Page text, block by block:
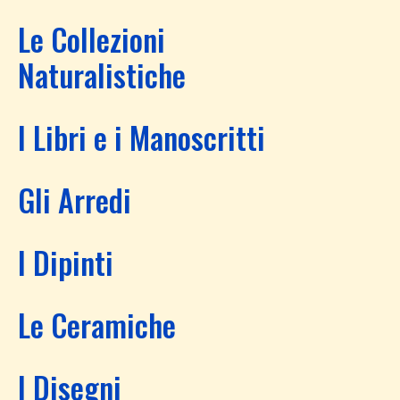
Le Collezioni
Naturalistiche
I Libri e i Manoscritti
Gli Arredi
I Dipinti
Le Ceramiche
I Disegni